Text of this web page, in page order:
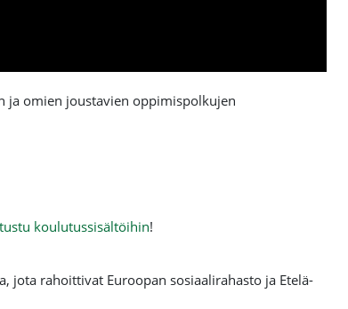
ja omien joustavien oppimispolkujen
koulutussisältöihin!
jota rahoittivat Euroopan sosiaalirahasto ja Etelä-